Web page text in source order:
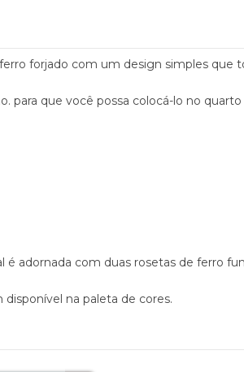
forjado com um design simples que
para que você possa colocá-lo no
adornada com duas rosetas de ferro
na paleta de cores.